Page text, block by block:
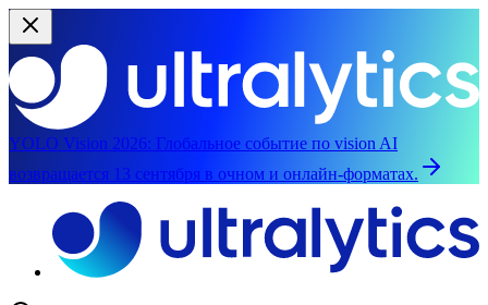
YOLO Vision 2026: Глобальное событие по vision AI
возвращается 13 сентября в очном и онлайн-форматах.